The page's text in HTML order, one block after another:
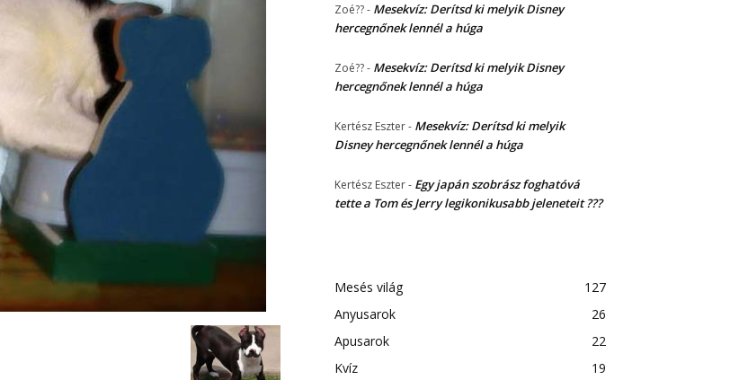
Zoé??- Mesekvíz: Derítsd ki melyik Disney
hercegnőnek lennél a húga
Zoé??- Mesekvíz: Derítsd ki melyik Disney
hercegnőnek lennél a húga
Kertész Eszter- Mesekvíz: Derítsd ki melyik
Disney hercegnőnek lennél a húga
Kertész Eszter- Egy japán szobrász foghatóvá
tette a Tom és Jerry legikonikusabb jeleneteit ???
Mesés világ
127
Anyusarok
26
Apusarok
22
Kvíz
19